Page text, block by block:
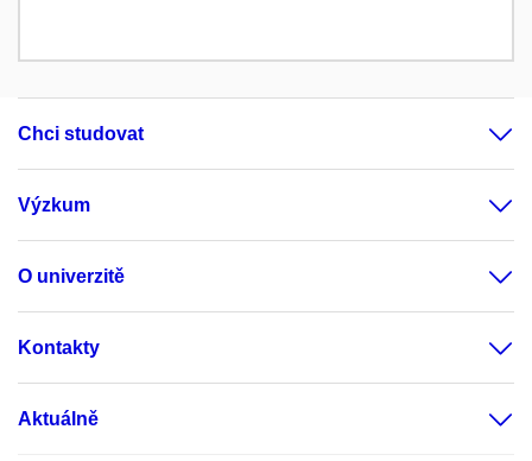
Chci studovat
Výzkum
O univerzitě
Kontakty
Aktuálně